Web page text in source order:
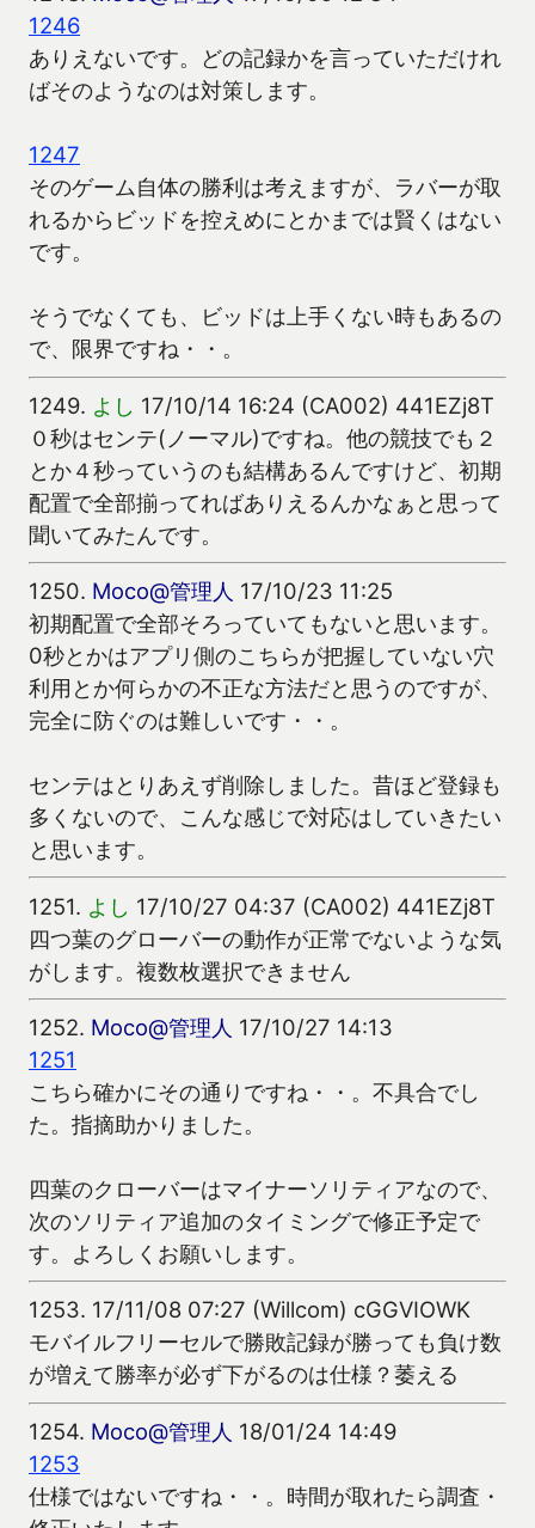
1246
ありえないです。どの記録かを言っていただけれ
ばそのようなのは対策します。
1247
そのゲーム自体の勝利は考えますが、ラバーが取
れるからビッドを控えめにとかまでは賢くはない
です。
そうでなくても、ビッドは上手くない時もあるの
で、限界ですね・・。
1249. よし 17/10/14 16:24 (CA002) 441EZj8T
０秒はセンテ(ノーマル)ですね。他の競技でも２
とか４秒っていうのも結構あるんですけど、初期
配置で全部揃ってればありえるんかなぁと思って
聞いてみたんです。
1250. Moco@管理人 17/10/23 11:25
初期配置で全部そろっていてもないと思います。
0秒とかはアプリ側のこちらが把握していない穴
利用とか何らかの不正な方法だと思うのですが、
完全に防ぐのは難しいです・・。
センテはとりあえず削除しました。昔ほど登録も
多くないので、こんな感じで対応はしていきたい
と思います。
1251. よし 17/10/27 04:37 (CA002) 441EZj8T
四つ葉のグローバーの動作が正常でないような気
がします。複数枚選択できません
1252. Moco@管理人 17/10/27 14:13
1251
こちら確かにその通りですね・・。不具合でし
た。指摘助かりました。
四葉のクローバーはマイナーソリティアなので、
次のソリティア追加のタイミングで修正予定で
す。よろしくお願いします。
1253. 17/11/08 07:27 (Willcom) cGGVIOWK
モバイルフリーセルで勝敗記録が勝っても負け数
が増えて勝率が必ず下がるのは仕様？萎える
1254. Moco@管理人 18/01/24 14:49
1253
仕様ではないですね・・。時間が取れたら調査・